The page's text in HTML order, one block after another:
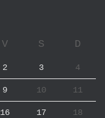
V S D
2 3 4
9 10 11
16 17 18